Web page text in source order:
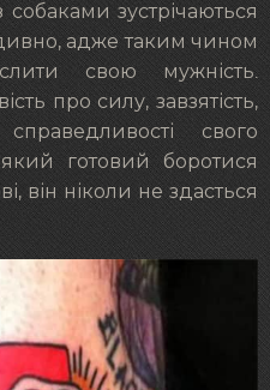
зустрічаються
дивно, адже таким чином
свою мужність.
про силу, завзятість,
свого
готовий боротися
він ніколи не здасться